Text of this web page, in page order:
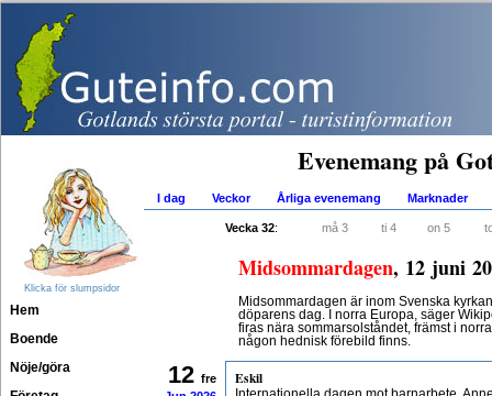
Klicka för slumpsidor
Hem
Boende
Nöje/göra
Evenemang på
I dag Veckor Årliga evenemang Marknader
Vecka 32: må 3 ti 4 on 5
Midsommardagen, 12 juni
Midsommardagen är inom Svenska
döparens dag. I norra Europa, säger
firas nära sommarsolståndet, främst i
någon hednisk förebild finns.
12 fre
Eskil